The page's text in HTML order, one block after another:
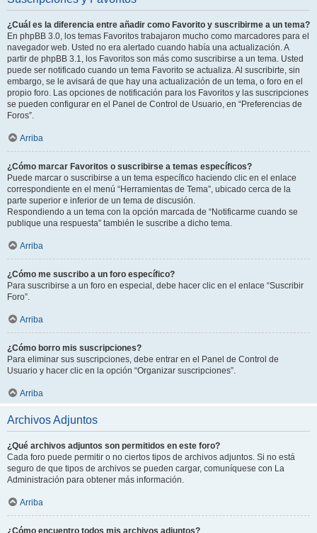
¿Cuál es la diferencia entre añadir como Favorito y suscribirme a un tema?
En phpBB 3.0, los temas Favoritos trabajaron mucho como marcadores para el
navegador web. Usted no era alertado cuando había una actualización. A
partir de phpBB 3.1, los Favoritos son más como suscribirse a un tema. Usted
puede ser notificado cuando un tema Favorito se actualiza. Al suscribirte, sin
embargo, se le avisará de que hay una actualización de un tema, o foro en el
propio foro. Las opciones de notificación para los Favoritos y las suscripciones
se pueden configurar en el Panel de Control de Usuario, en “Preferencias de
Foros”.
Arriba
¿Cómo marcar Favoritos o suscribirse a temas específicos?
Puede marcar o suscribirse a un tema específico haciendo clic en el enlace
correspondiente en el menú “Herramientas de Tema”, ubicado cerca de la
parte superior e inferior de un tema de discusión.
Respondiendo a un tema con la opción marcada de “Notificarme cuando se
publique una respuesta” también le suscribe a dicho tema.
Arriba
¿Cómo me suscribo a un foro específico?
Para suscribirse a un foro en especial, debe hacer clic en el enlace “Suscribir
Foro”.
Arriba
¿Cómo borro mis suscripciones?
Para eliminar sus suscripciones, debe entrar en el Panel de Control de
Usuario y hacer clic en la opción “Organizar suscripciones”.
Arriba
Archivos Adjuntos
¿Qué archivos adjuntos son permitidos en este foro?
Cada foro puede permitir o no ciertos tipos de archivos adjuntos. Si no está
seguro de que tipos de archivos se pueden cargar, comuníquese con La
Administración para obtener más información.
Arriba
¿Cómo encuentro todos mis archivos adjuntos?